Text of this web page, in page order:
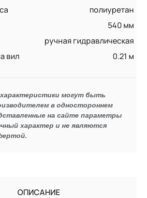
полиуретан
540 мм
ручная гидравлическая
вил
0.21 м
характеристики могут быть
в одностороннем
на сайте параметры
характер и не являются
ОПИСАНИЕ